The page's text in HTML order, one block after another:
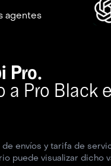
agentes
Pro.
a Pro Black
envíos y tarifa de
puede visualizar dicho